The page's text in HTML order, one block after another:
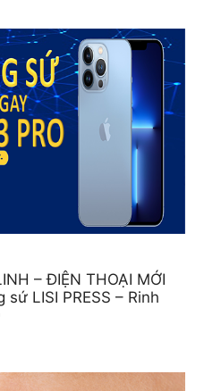
– ĐIỆN THOẠI MỚI
LISI PRESS – Rinh